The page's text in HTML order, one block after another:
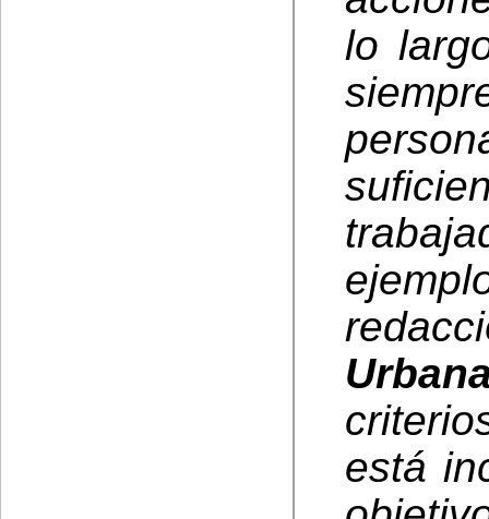
lo
está